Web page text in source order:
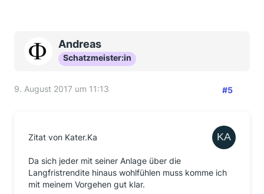
Andreas
Schatzmeister:in
9. August 2017 um 11:13 #5
Zitat von Kater.Ka
Da sich jeder mit seiner Anlage über die
Langfristrendite hinaus wohlfühlen muss komme ich
mit meinem Vorgehen gut klar.